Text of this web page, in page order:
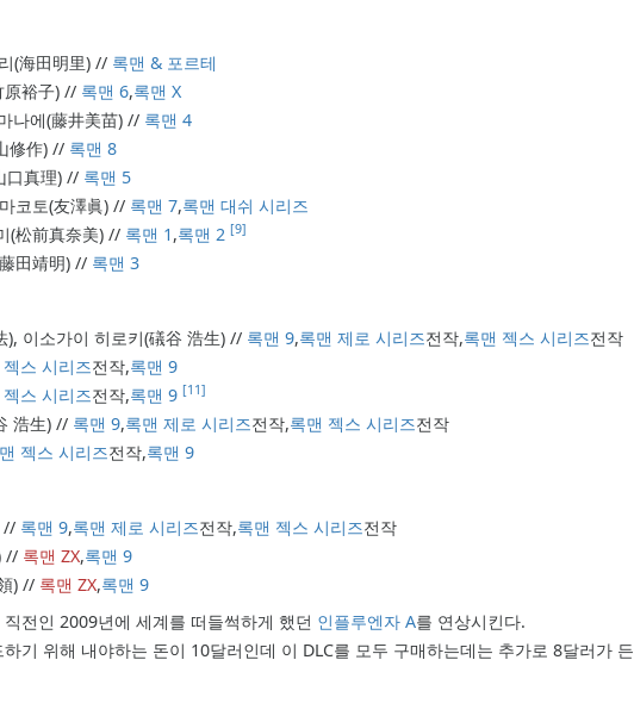
(海田明里) // 록맨 & 포르테
裕子) // 록맨 6,록맨 X
나에(藤井美苗) // 록맨 4
修作) // 록맨 8
口真理) // 록맨 5
코토(友澤眞) // 록맨 7,록맨 대쉬 시리즈
(松前真奈美) // 록맨 1 ,록맨 2 [9]
田靖明) // 록맨 3
이소가이 히로키(礒谷 浩生) // 록맨 9,록맨 제로 시리즈전작,록맨 젝스 시리즈전작
스 시리즈전작,록맨 9
스 시리즈전작,록맨 9 [11]
浩生) // 록맨 9,록맨 제로 시리즈전작,록맨 젝스 시리즈전작
젝스 시리즈전작,록맨 9
// 록맨 9,록맨 제로 시리즈전작,록맨 젝스 시리즈전작
// 록맨 ZX,록맨 9
) // 록맨 ZX,록맨 9
전인 2009년에 세계를 떠들썩하게 했던 인플루엔자 A를 연상시킨다.
기 위해 내야하는 돈이 10달러인데 이 DLC를 모두 구매하는데는 추가로 8달러가 든